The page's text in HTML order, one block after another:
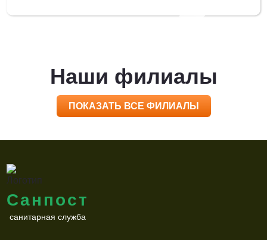
Наши филиалы
ПОКАЗАТЬ ВСЕ ФИЛИАЛЫ
Санпост
санитарная служба